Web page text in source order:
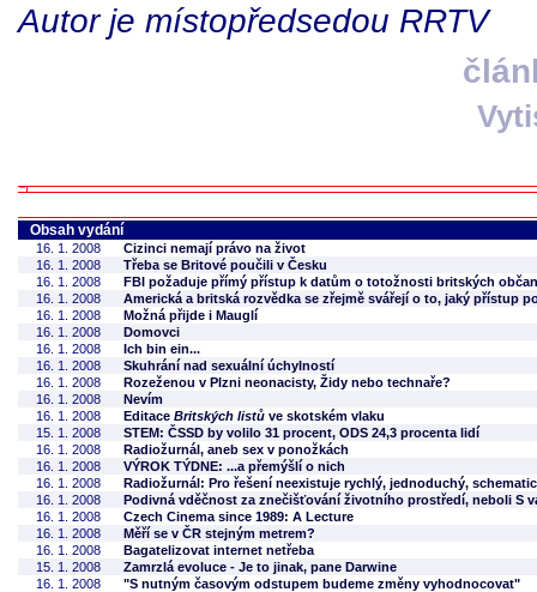
Autor je místopředsedou RRTV
Obsah vydání
16. 1. 2008
Cizinci nemají právo na život
16. 1. 2008
Třeba se Britové poučili v Česku
16. 1. 2008
FBI požaduje přímý přístup k datům o totožnosti britských
16. 1. 2008
Americká a britská rozvědka se zřejmě svářejí o to, jaký přístup
16. 1. 2008
Možná přijde i Mauglí
16. 1. 2008
Domovci
16. 1. 2008
Ich bin ein...
16. 1. 2008
Skuhrání nad sexuální úchylností
16. 1. 2008
Rozeženou v Plzni neonacisty, Židy nebo technaře?
16. 1. 2008
Nevím
16. 1. 2008
Editace Britských listů ve skotském vlaku
15. 1. 2008
STEM: ČSSD by volilo 31 procent, ODS 24,3 procenta lidí
16. 1. 2008
Radiožurnál, aneb sex v ponožkách
16. 1. 2008
VÝROK TÝDNE: ...a přemýšlí o nich
16. 1. 2008
Radiožurnál: Pro řešení neexistuje rychlý, jednoduchý,
16. 1. 2008
Podivná vděčnost za znečišťování životního prostředí, neboli S
16. 1. 2008
Czech Cinema since 1989: A Lecture
16. 1. 2008
Měří se v ČR stejným metrem?
16. 1. 2008
Bagatelizovat internet netřeba
15. 1. 2008
Zamrzlá evoluce - Je to jinak, pane Darwine
16. 1. 2008
"S nutným časovým odstupem budeme změny vyhodnocovat"